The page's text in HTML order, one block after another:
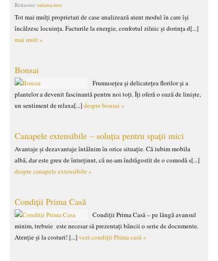
Redactor: tatiana.tuta
Tot mai mulți proprietari de case analizează atent modul în care își
încălzesc locuința. Facturile la energie, confortul zilnic și dorința d[...]
mai mult »
Bonsai
Frumusețea și delicatețea florilor și a
plantelor a devenit fascinantă pentru noi toți. Îți oferă o oază de liniște,
un sentiment de relaxa[...]despre bonsai »
Canapele extensibile – soluția pentru spații mici
Avantaje și dezavantaje întâlnim în orice situație. Că iubim mobila
albă, dar este greu de întreținut, că ne-am îndrăgostit de o comodă s[...]
despre canapele extensibile »
Condiții Prima Casă
Condiții Prima Casă – pe lângă avansul
minim, trebuie este necesar să prezentați băncii o serie de documente.
Atenție și la costuri! [...]vezi condiții Prima casă »